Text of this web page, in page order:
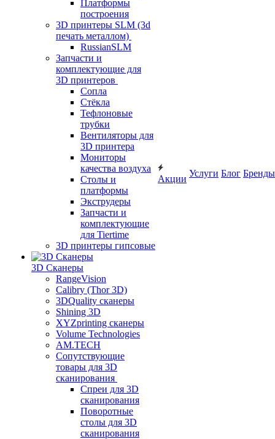
Платформы
построения
3D принтеры SLM (3d
печать металлом)
RussianSLM
Запчасти и
комплектующие для
3D принтеров
Сопла
Cтёкла
Тефлоновые
трубки
Вентиляторы для
3D принтера
Мониторы
качества воздуха
Столы и
платформы
Экструдеры
Запчасти и
комплектующие
для Tiertime
3D принтеры гипсовые
3D Сканеры
RangeVision
Calibry (Thor 3D)
3DQuality сканеры
Shining 3D
XYZprinting сканеры
Volume Technologies
AM.TECH
Сопутствующие
товары для 3D
сканирования
Спреи для 3D
сканирования
Поворотные
столы для 3D
сканирования
Акции
Услуги Блог Бренды